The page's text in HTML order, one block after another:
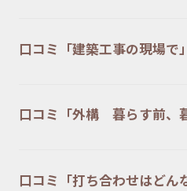
口コミ「建築工事の現場で」
口コミ「外構 暮らす前、
口コミ「打ち合わせはどん